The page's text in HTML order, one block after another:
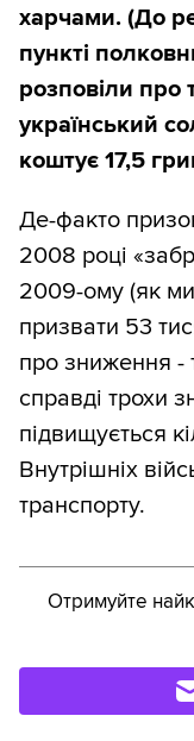
харчами. (До
пункті
розповіли про
український
коштує 17,5
Де-факто
2008 році
2009-ому (як
призвати 53
про зниження -
справді трохи
підвищується
Внутрішніх
транспорту.
Отримуйте